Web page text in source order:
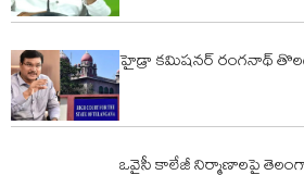
హైడ్రా కమిషనర్ రంగనాథ్
ఒవైసీ కాలేజీ నిర్మాణాలపై